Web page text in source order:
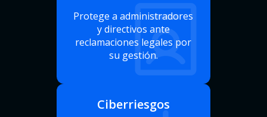
Protege a administradores
y directivos ante
reclamaciones legales por
su gestión.
Ciberriesgos